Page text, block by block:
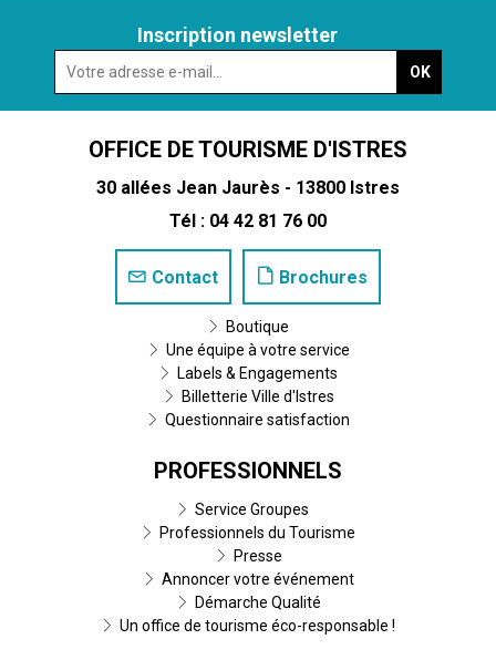
Inscription newsletter
OFFICE DE TOURISME D'ISTRES
30 allées Jean Jaurès - 13800 Istres
Tél : 04 42 81 76 00
Contact Brochures
Boutique
Une équipe à votre service
Labels & Engagements
Billetterie Ville d'Istres
Questionnaire satisfaction
PROFESSIONNELS
Service Groupes
Professionnels du Tourisme
Presse
Annoncer votre événement
Démarche Qualité
Un office de tourisme éco-responsable !